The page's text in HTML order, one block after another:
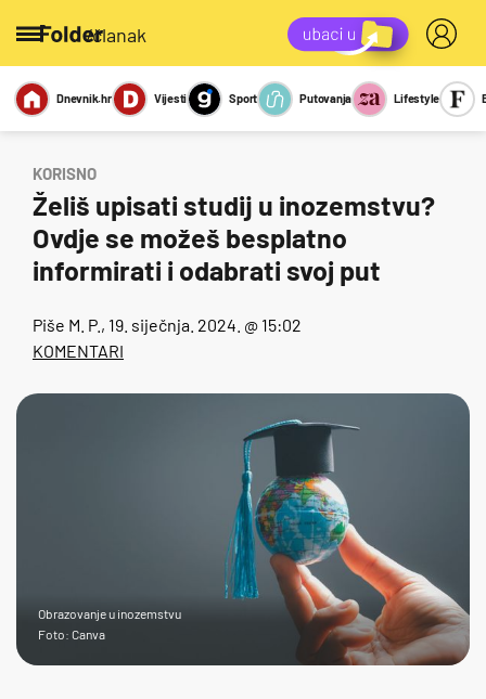
/članak
Miks Kviz
Report
Sexy
Dnevnik.hr Vijesti Sport Putovanja Lifestyle
KORISNO
Želiš upisati studij u inozemstvu?
Ovdje se možeš besplatno
informirati i odabrati svoj put
Piše M. P. , 19. siječnja. 2024. @ 15:02
KOMENTARI
Obrazovanje u inozemstvu
Foto: Canva